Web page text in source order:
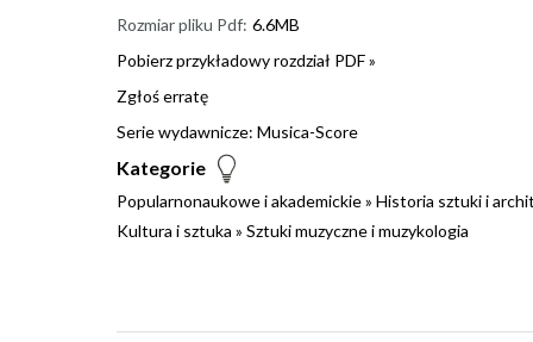
Rozmiar pliku Pdf: 6.6MB
Pobierz przykładowy rozdział PDF »
Zgłoś erratę
Serie wydawnicze: Musica-Score
Kategorie
Popularnonaukowe i akademickie» Historia sztuki i
Kultura i sztuka » Sztuki muzyczne i muzykologia